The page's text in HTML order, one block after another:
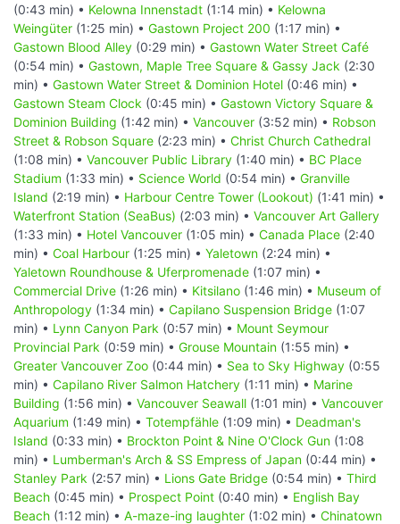
(0:43 min) • Kelowna Innenstadt (1:14 min) • Kelowna
Weingüter (1:25 min) • Gastown Project 200 (1:17 min) •
Gastown Blood Alley (0:29 min) • Gastown Water Street Café
(0:54 min) • Gastown, Maple Tree Square & Gassy Jack (2:30
min) • Gastown Water Street & Dominion Hotel (0:46 min) •
Gastown Steam Clock (0:45 min) • Gastown Victory Square &
Dominion Building (1:42 min) • Vancouver (3:52 min) • Robson
Street & Robson Square (2:23 min) • Christ Church Cathedral
(1:08 min) • Vancouver Public Library (1:40 min) • BC Place
Stadium (1:33 min) • Science World (0:54 min) • Granville
Island (2:19 min) • Harbour Centre Tower (Lookout) (1:41 min) •
Waterfront Station (SeaBus) (2:03 min) • Vancouver Art Gallery
(1:33 min) • Hotel Vancouver (1:05 min) • Canada Place (2:40
min) • Coal Harbour (1:25 min) • Yaletown (2:24 min) •
Yaletown Roundhouse & Uferpromenade (1:07 min) •
Commercial Drive (1:26 min) • Kitsilano (1:46 min) • Museum of
Anthropology (1:34 min) • Capilano Suspension Bridge (1:07
min) • Lynn Canyon Park (0:57 min) • Mount Seymour
Provincial Park (0:59 min) • Grouse Mountain (1:55 min) •
Greater Vancouver Zoo (0:44 min) • Sea to Sky Highway (0:55
min) • Capilano River Salmon Hatchery (1:11 min) • Marine
Building (1:56 min) • Vancouver Seawall (1:01 min) • Vancouver
Aquarium (1:49 min) • Totempfähle (1:09 min) • Deadman's
Island (0:33 min) • Brockton Point & Nine O'Clock Gun (1:08
min) • Lumberman's Arch & SS Empress of Japan (0:44 min) •
Stanley Park (2:57 min) • Lions Gate Bridge (0:54 min) • Third
Beach (0:45 min) • Prospect Point (0:40 min) • English Bay
Beach (1:12 min) • A-maze-ing laughter (1:02 min) • Chinatown